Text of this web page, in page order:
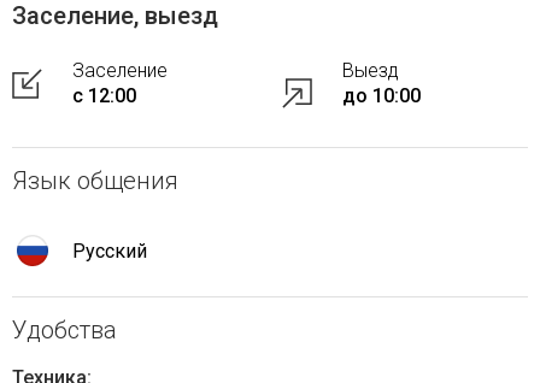
Заселение, выезд
Заселение
с 12:00
Выезд
до 10:00
Язык общения
Русский
Удобства
Техника: